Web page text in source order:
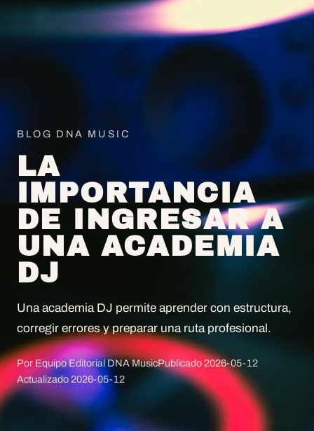
BLOG DNA MUSIC
LA
IMPORTANCIA
DE INGRESAR A
UNA ACADEMIA
DJ
Una academia DJ permite aprender con estructura,
corregir errores y preparar una ruta profesional.
Por Equipo Editorial DNA MusicPublicado2026-05-12
Actualizado 2026-05-12